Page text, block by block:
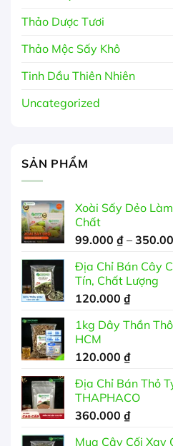
Thảo Dược Tươi
Thảo Mộc Sấy Khô
Tinh Dầu Thiên Nhiên
Uncategorized
SẢN PHẨM
Xoài Sấy Dẻo
Chất
99.000 ₫ –
Địa Chỉ Bán Cây
Tín, Chất Lượng
120.000 ₫
1kg Dây Thần
HCM
120.000 ₫
Địa Chỉ Bán Thỏ
THAPHACO
360.000 ₫
Mua Cây Cối Xay